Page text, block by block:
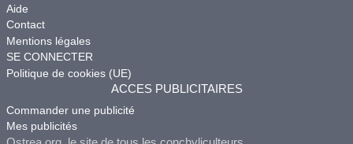
Aide
Contact
Mentions légales
SE CONNECTER
Politique de cookies (UE)
ACCES PUBLICITAIRES
Commander une publicité
Mes publicités